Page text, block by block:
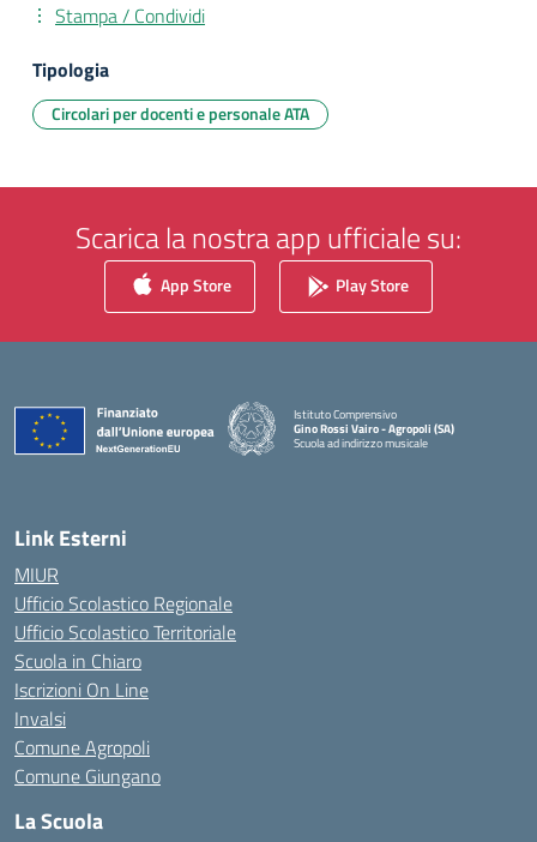
Stampa / Condividi
Tipologia
Circolari per docenti e personale ATA
Scarica la nostra app ufficiale su:
App Store Play Store
Istituto Comprensivo
Gino Rossi Vairo - Agropoli (SA)
Scuola ad indirizzo musicale
Link Esterni
MIUR
Ufficio Scolastico Regionale
Ufficio Scolastico Territoriale
Scuola in Chiaro
Iscrizioni On Line
Invalsi
Comune Agropoli
Comune Giungano
La Scuola